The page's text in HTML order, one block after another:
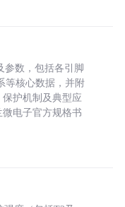
参数，包括各引脚
等核心数据，并附
护机制及典型应
电子官方规格书